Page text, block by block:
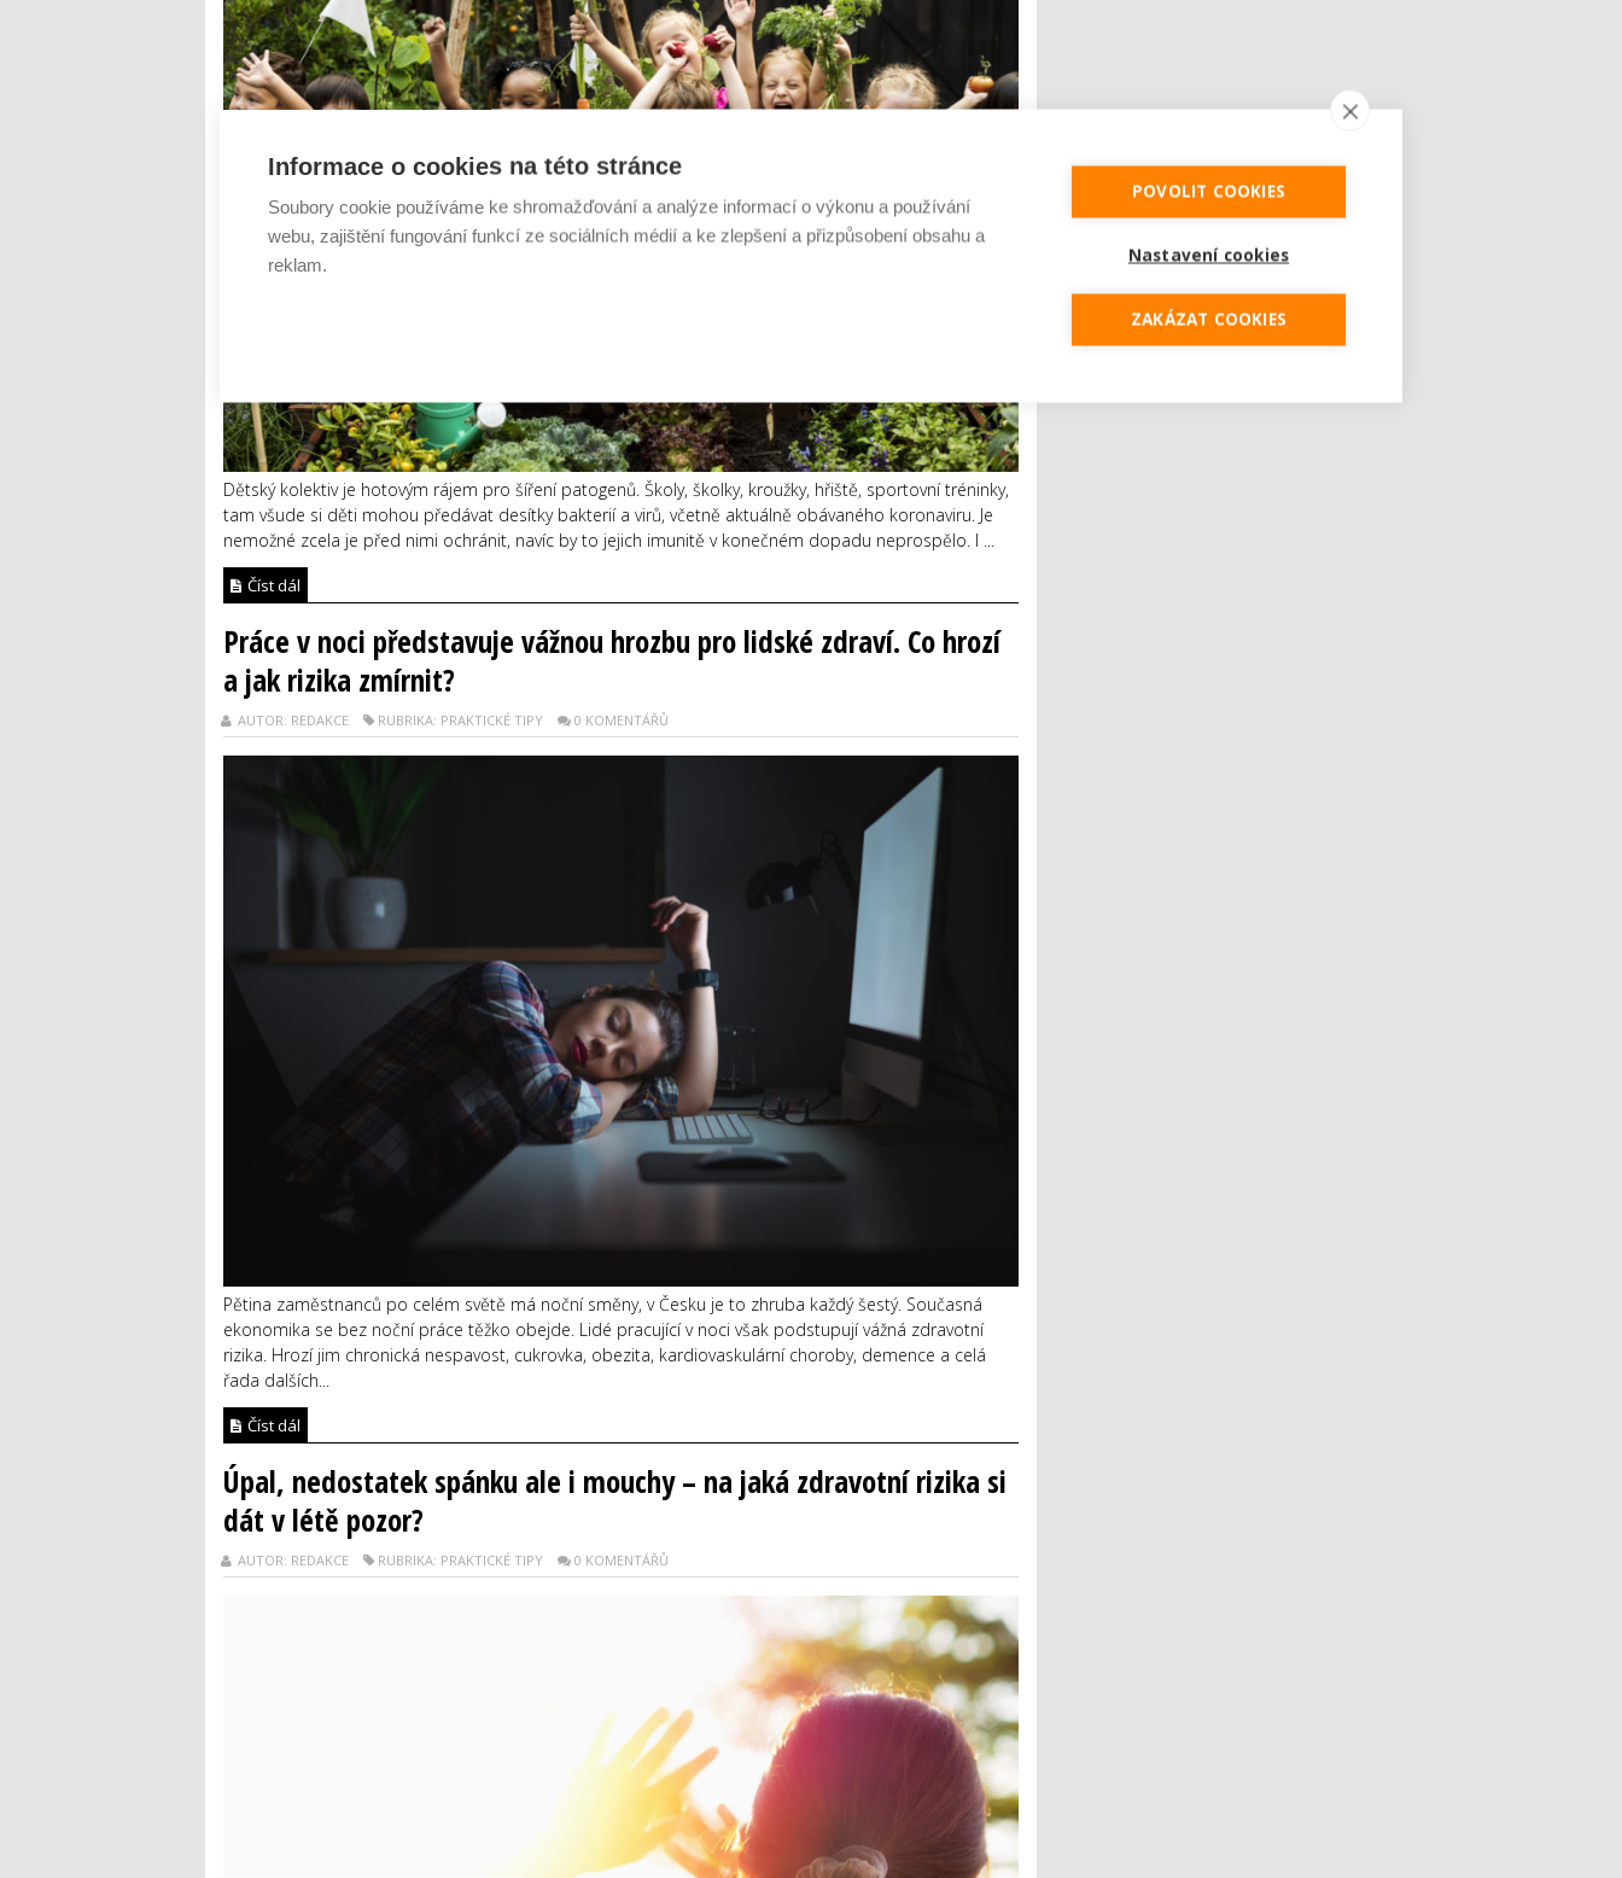
Dětský kolektiv je hotovým rájem pro šíření patogenů. Školy, školky, kroužky, hřiště, sportovní tréninky,
tam všude si děti mohou předávat desítky bakterií a virů, včetně aktuálně obávaného koronaviru. Je
nemožné zcela je před nimi ochránit, navíc by to jejich imunitě v konečném dopadu neprospělo. I ...
Číst dál
Práce v noci představuje vážnou hrozbu pro lidské zdraví. Co hrozí
a jak rizika zmírnit?
AUTOR: REDAKCE RUBRIKA: PRAKTICKÉ TIPY 0 KOMENTÁŘŮ
Pětina zaměstnanců po celém světě má noční směny, v Česku je to zhruba každý šestý. Současná
ekonomika se bez noční práce těžko obejde. Lidé pracující v noci však podstupují vážná zdravotní
rizika. Hrozí jim chronická nespavost, cukrovka, obezita, kardiovaskulární choroby, demence a celá
řada dalších...
Číst dál
Úpal, nedostatek spánku ale i mouchy – na jaká zdravotní rizika si
dát v létě pozor?
AUTOR: REDAKCE RUBRIKA: PRAKTICKÉ TIPY 0 KOMENTÁŘŮ
Informace o cookies na této stránce
Soubory cookie používáme ke shromažďování a analýze informací o výkonu a používání
webu, zajištění fungování funkcí ze sociálních médií a ke zlepšení a přizpůsobení obsahu a
reklam.
POVOLIT COOKIES
Nastavení cookies
ZAKÁZAT COOKIES